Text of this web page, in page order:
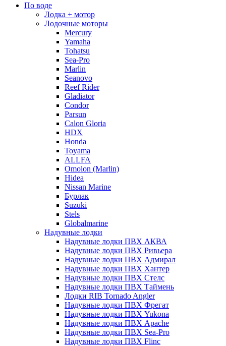
По воде
Лодка + мотор
Лодочные моторы
Mercury
Yamaha
Tohatsu
Sea-Pro
Marlin
Seanovo
Reef Rider
Gladiator
Condor
Parsun
Calon Gloria
HDX
Honda
Toyama
ALLFA
Omolon (Marlin)
Hidea
Nissan Marine
Бурлак
Suzuki
Stels
Globalmarine
Надувные лодки
Надувные лодки ПВХ АКВА
Надувные лодки ПВХ Ривьера
Надувные лодки ПВХ Адмирал
Надувные лодки ПВХ Хантер
Надувные лодки ПВХ Стелс
Надувные лодки ПВХ Таймень
Лодки RIB Tornado Angler
Надувные лодки ПВХ Фрегат
Надувные лодки ПВХ Yukona
Надувные лодки ПВХ Apache
Надувные лодки ПВХ Sea-Pro
Надувные лодки ПВХ Flinc